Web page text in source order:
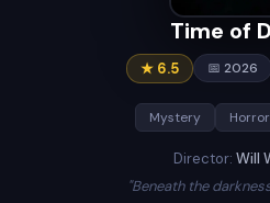
Time of
★ 6.5 📅 2026
Mystery Horror
Director: Will
"Beneath the